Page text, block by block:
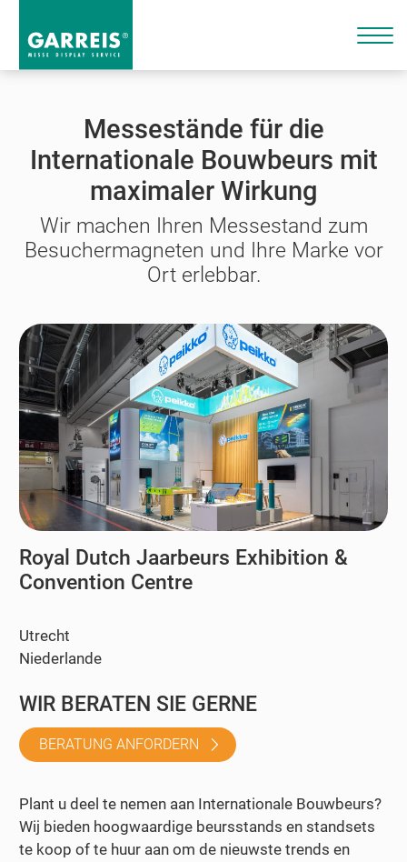
Messestände für die
Internationale Bouwbeurs mit
maximaler Wirkung
Wir machen Ihren Messestand zum
Besuchermagneten und Ihre Marke vor
Ort erlebbar.
Royal Dutch Jaarbeurs Exhibition &
Convention Centre
Utrecht
Niederlande
WIR BERATEN SIE GERNE
BERATUNG ANFORDERN
Plant u deel te nemen aan Internationale Bouwbeurs?
Wij bieden hoogwaardige beursstands en standsets
te koop of te huur aan om de nieuwste trends en